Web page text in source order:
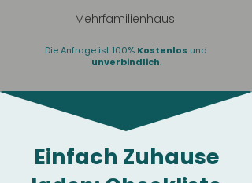
Mehrfamilienhaus
Die Anfrage ist 100% Kostenlos und
unverbindlich.
Einfach Zuhause